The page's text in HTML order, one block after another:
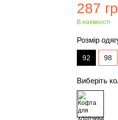
287
В наявності
Розмір
92 98
Виберіть